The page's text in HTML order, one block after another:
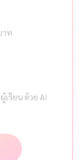
ท
รียน ด้วย AI